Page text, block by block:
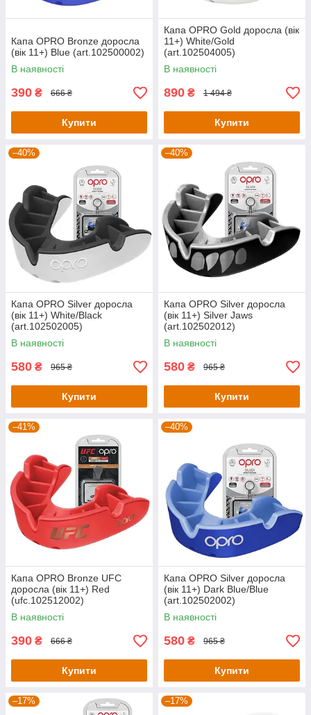
Капа OPRO Bronze доросла
(вік 11+) Blue (art.102500002)
В наявності
390 ₴ 666 ₴
Купити
Капа OPRO Gold доросла (вік
11+) White/Gold
(art.102504005)
В наявності
890 ₴ 1 494 ₴
Купити
–40%
Капа OPRO Silver доросла
(вік 11+) White/Black
(art.102502005)
В наявності
580 ₴ 965 ₴
Купити
–40%
Капа OPRO Silver доросла
(вік 11+) Silver Jaws
(art.102502012)
В наявності
580 ₴ 965 ₴
Купити
–41%
Капа OPRO Bronze UFC
доросла (вік 11+) Red
(ufc.102512002)
В наявності
390 ₴ 666 ₴
Купити
–40%
Капа OPRO Silver доросла
(вік 11+) Dark Blue/Blue
(art.102502002)
В наявності
580 ₴ 965 ₴
Купити
–17% –17%